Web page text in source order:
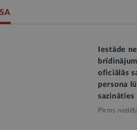
Iestāde
oficiālās
persona
Pirms